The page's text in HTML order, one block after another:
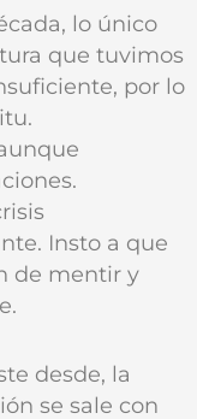
lo único
que tuvimos
por lo
Insto a que
de mentir y
desde, la
se sale con